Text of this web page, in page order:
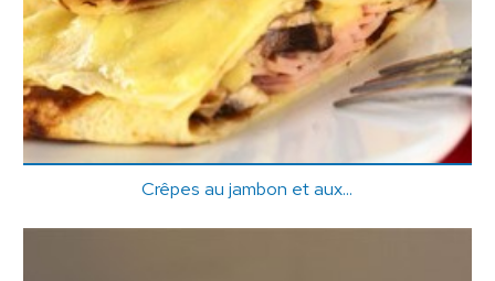
Crêpes au jambon et aux...